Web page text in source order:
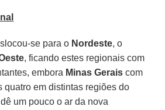
se para o Nordeste, o
, ficando estes regionais com
embora Minas Gerais com
quatro em distintas regiões do
um pouco o ar da nova